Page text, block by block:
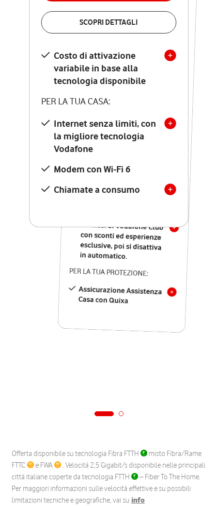
SCOPRI DETTAGLI
Costo di attivazione
variabile in base alla
tecnologia disponibile
PER LA TUA CASA:
Internet senza limiti, con
la migliore tecnologia
Vodafone
Modem con Wi-Fi 6
Chiamate a consumo
VERIFICA LA COPERTURA
Costo di attivazione
variabile in base alla
tecnologia disponibile
PER LA TUA CASA:
Internet senza limiti, con
la migliore tecnologia
Vodafone
Modem Seven con Wi-Fi 7
Chiamate illimitate verso
numeri fissi e mobili
nazionali
12 mesi di Vodafone Club
con sconti ed esperienze
esclusive, poi si disattiva
in automatico.
PER LA TUA PROTEZIONE:
Assicurazione Assistenza
Casa con Quixa
Offerta disponibile su tecnologia Fibra FTTH
misto Fibra/Rame
FTTC
e FWA
. Velocità 2,5 Gigabit/s disponibile nelle principali
città italiane coperte da tecnologia FTTH
– Fiber To The Home.
Per maggiori informazioni sulle velocità effettive e su possibili
limitazioni tecniche e geografiche, vai su info